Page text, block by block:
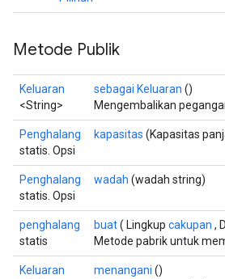
Metode Publik
Keluaran
<String>
sebagai Keluaran ()
Mengembalikan
Penghalang
statis. Opsi
kapasitas (Kapasitas
Penghalang
statis. Opsi
wadah (wadah string)
penghalang
statis
buat( Lingkup cakupan ,
Metode pabrik untuk
Keluaran
menangani ()